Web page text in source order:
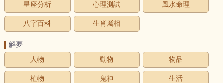
星座分析
心理測試 風水命理
八字百科 生肖屬相
解夢
人物
動物 物品
植物 鬼神 生活